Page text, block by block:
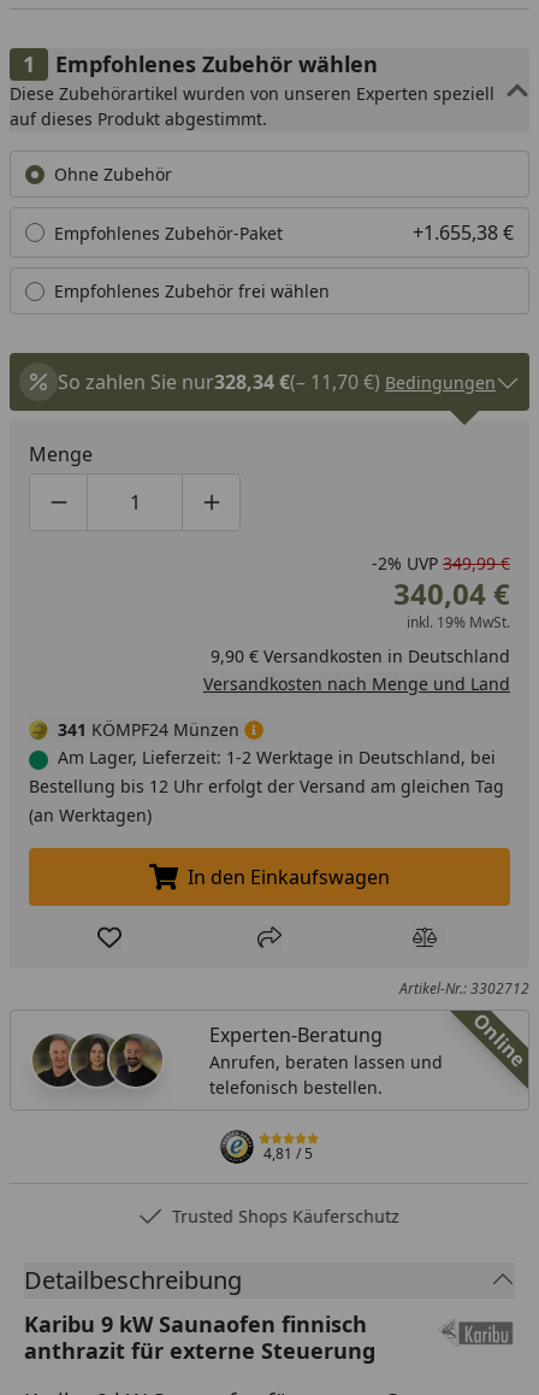
Empfohlenes Zubehör wählen
Diese Zubehörartikel wurden von unseren Experten speziell
auf dieses Produkt abgestimmt.
Ohne Zubehör
Empfohlenes Zubehör-Paket +1.655,38 €
Empfohlenes Zubehör frei wählen
So zahlen Sie nur328,34 €(– 11,70 €) Bedingungen
Menge
Produktmenge um eins verringern
Produktmenge manuell eingeben
Produktmenge um eins erhöhen
-2% UVP 349,99 €
340,04 €
inkl. 19% MwSt.
9,90 € Versandkosten in Deutschland
Versandkosten nach Menge und Land
341 KÖMPF24 Münzen
Am Lager, Lieferzeit: 1-2 Werktage in Deutschland, bei
Bestellung bis 12 Uhr erfolgt der Versand am gleichen Tag
(an Werktagen)
In den Einkaufswagen legen
In den Einkaufswagen
Produkt zur Wunschliste hinzufügen
Teilen Produkt
Artikel-Nr.: 3302712
Online
Experten-Beratung
Anrufen, beraten lassen und
telefonisch bestellen.
4,81/ 5
Trusted Shops Käuferschutz
Detailbeschreibung
Karibu 9 kW Saunaofen finnisch
anthrazit für externe Steuerung